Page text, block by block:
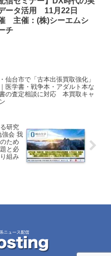
ータ活用 11月22日
主催：(株)シーエムシ
チ
仙台市で「古本出張買取強化」
医学書・戦争本・アダルト本な
の査定相談に対応 本買取キャ
研究
強会 我
ため
と必
組み